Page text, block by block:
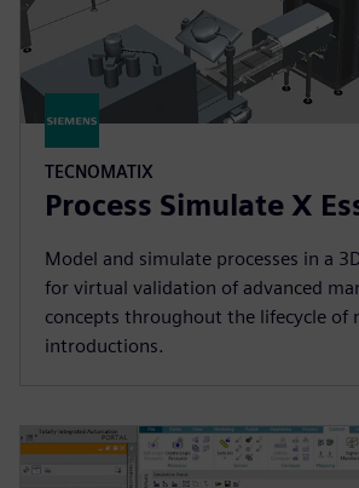
TECNOMATIX
Process Simulate X
Model and simulate processes in a
for virtual validation of advanced
concepts throughout the lifecycle of
introductions.